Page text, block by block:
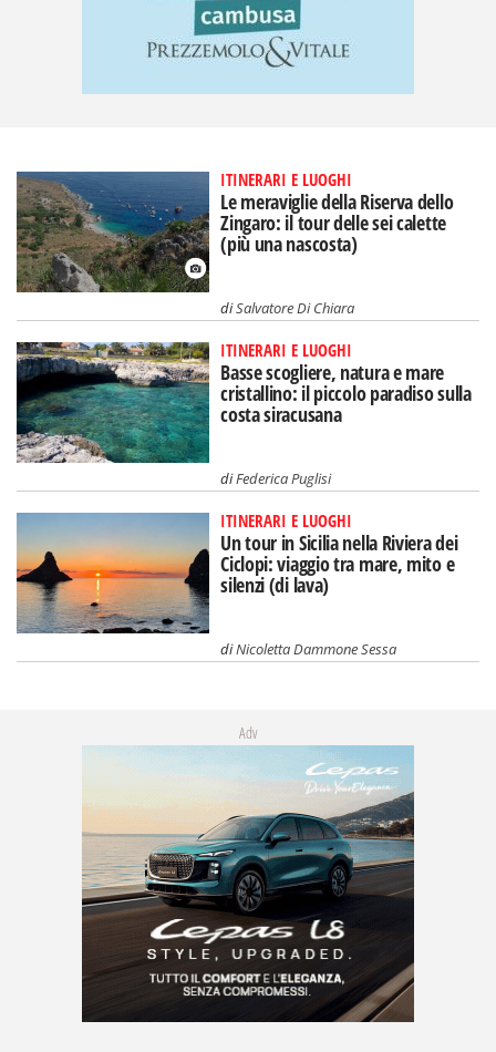
ITINERARI E LUOGHI
Le meraviglie della Riserva dello
Zingaro: il tour delle sei calette
(più una nascosta)
diSalvatore Di Chiara
ITINERARI E LUOGHI
Basse scogliere, natura e mare
cristallino: il piccolo paradiso sulla
costa siracusana
diFederica Puglisi
ITINERARI E LUOGHI
Un tour in Sicilia nella Riviera dei
Ciclopi: viaggio tra mare, mito e
silenzi (di lava)
diNicoletta Dammone Sessa
Adv